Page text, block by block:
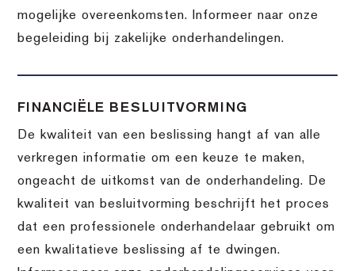
mogelijke overeenkomsten. Informeer naar onze
begeleiding bij zakelijke onderhandelingen.
FINANCIËLE BESLUITVORMING
De kwaliteit van een beslissing hangt af van alle
verkregen informatie om een keuze te maken,
ongeacht de uitkomst van de onderhandeling. De
kwaliteit van besluitvorming beschrijft het proces
dat een professionele onderhandelaar gebruikt om
een kwalitatieve beslissing af te dwingen.